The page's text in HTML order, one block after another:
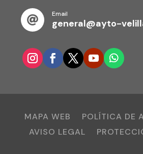

Email
general@ayto-
MAPA WEB
POLÍTICA DE
AVISO LEGAL